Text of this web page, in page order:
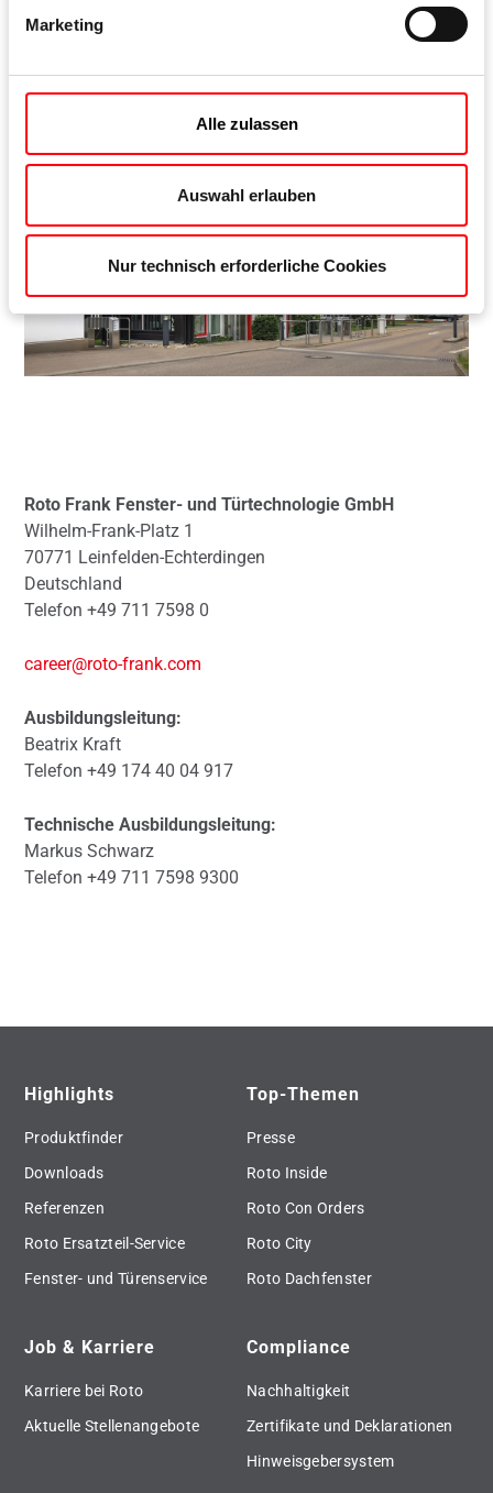
Marketing
Alle zulassen
Auswahl erlauben
Nur technisch erforderliche Cookies
Roto Frank Fenster- und Türtechnologie GmbH
Wilhelm-Frank-Platz 1
70771 Leinfelden-Echterdingen
Deutschland
Telefon +49 711 7598 0
career@roto-frank.com
Ausbildungsleitung:
Beatrix Kraft
Telefon +49 174 40 04 917
Technische Ausbildungsleitung:
Markus Schwarz
Telefon +49 711 7598 9300
Highlights
Produktfinder
Downloads
Referenzen
Roto Ersatzteil-Service
Fenster- und Türenservice
Top-Themen
Presse
Roto Inside
Roto Con Orders
Roto City
Roto Dachfenster
Job & Karriere
Karriere bei Roto
Aktuelle Stellenangebote
Compliance
Nachhaltigkeit
Zertifikate und Deklarationen
Hinweisgebersystem